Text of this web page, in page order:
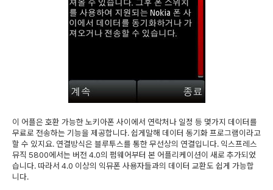
이 어플은 호환 가능한 노키아폰 사이에서 연락처나 일정 등 몇가지 데이터를
무료로 전송하는 기능을 제공합니다. 쉽게말해 데이터 동기화 프로그램이라고
할 수 있지요. 연결방식은 블루투스를 통한 무선상의 연결입니다. 익스프레스
뮤직 5800에서는 버전 4.0의 펌웨어부터 본 어플리케이션이 새로 추가되었
습니다. 따라서 4.0 이상의 익뮤폰 사용자들과의 데이터 교환도 쉽게 가능합
니다.